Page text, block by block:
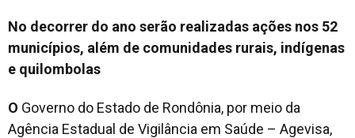
No decorrer do ano serão realizadas ações nos 52
municípios, além de comunidades rurais, indígenas
e quilombolas
O Governo do Estado de Rondônia, por meio da
Agência Estadual de Vigilância em Saúde – Agevisa,